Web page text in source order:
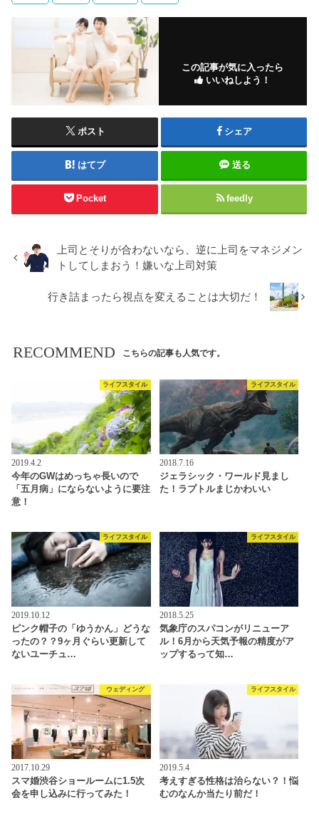
この記事が気に入ったら
いいねしよう！
ポスト シェア
はてブ 送る
Pocket feedly
上司とそりが合わないなら、逆に上司をマネジメン
トしてしまおう！嫌いな上司対策
行き詰まったら視点を変えることは大切だ！
RECOMMEND こちらの記事も人気です。
ライフスタイル
2019.4.2
今年のGWはめっちゃ長いので
「五月病」にならないように要注
意！
ライフスタイル
2018.7.16
ジェラシック・ワールド見まし
た！ラプトルまじかわいい
ライフスタイル
2019.10.12
ピンク帽子の「ゆうかん」どうな
ったの？？9ヶ月ぐらい更新して
ないユーチュ…
ライフスタイル
2018.5.25
気象庁のスパコンがリニューア
ル！6月から天気予報の精度がア
ップするって知…
ウェディング
2017.10.29
スマ婚渋谷ショールームに1.5次
会を申し込みに行ってみた！
ライフスタイル
2019.5.4
考えすぎる性格は治らない？！悩
むのなんか当たり前だ！